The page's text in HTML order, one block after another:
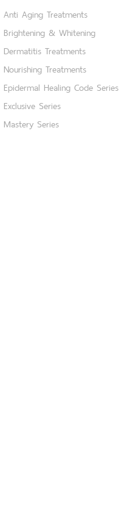
Anti Aging Treatments
Brightening & Whitening
Dermatitis Treatments
Nourishing Treatments
Epidermal Healing Code Series
Exclusive Series
Mastery Series